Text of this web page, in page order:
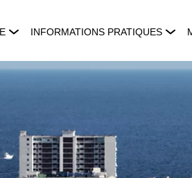
INFORMATIONS PRATIQUES